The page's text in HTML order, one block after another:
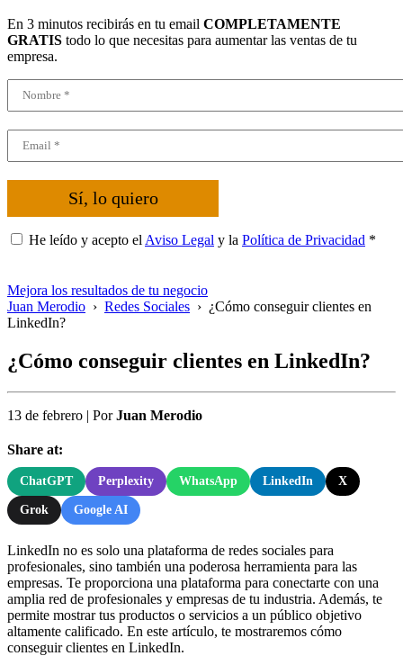
En 3 minutos recibirás en tu email COMPLETAMENTE
GRATIS todo lo que necesitas para aumentar las ventas de tu
empresa.
Sí, lo quiero
He leído y acepto el Aviso Legal y la Política de Privacidad *
Mejora los resultados de tu negocio
Juan Merodio › Redes Sociales › ¿Cómo conseguir clientes en
LinkedIn?
¿Cómo conseguir clientes en LinkedIn?
13 de febrero | PorJuan Merodio
Share at:
ChatGPT Perplexity WhatsApp LinkedIn X
Grok Google AI
LinkedIn no es solo una plataforma de redes sociales para
profesionales, sino también una poderosa herramienta para las
empresas. Te proporciona una plataforma para conectarte con una
amplia red de profesionales y empresas de tu industria. Además, te
permite mostrar tus productos o servicios a un público objetivo
altamente calificado. En este artículo, te mostraremos cómo
conseguir clientes en LinkedIn.